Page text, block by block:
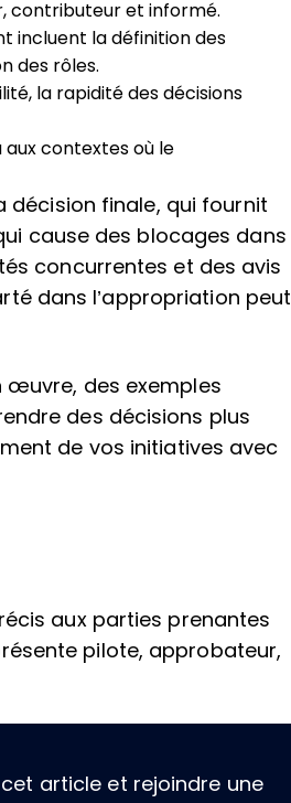
contributeur et informé.
incluent la définition des
des rôles.
la rapidité des décisions
aux contextes où le
décision finale, qui fournit
cause des blocages dans
concurrentes et des avis
dans l’appropriation peut
œuvre, des exemples
des décisions plus
de vos initiatives avec
aux parties prenantes
pilote, approbateur,
article et rejoindre une